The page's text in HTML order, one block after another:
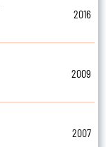
2016
2009
2007